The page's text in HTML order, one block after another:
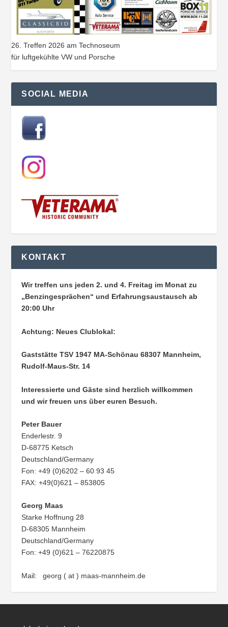
26. Treffen 2026 am Technoseum
für luftgekühlte VW und Porsche
SOCIAL MEDIA
KONTAKT
Wir treffen uns jeden 2. und 4. Freitag im Monat zu
„Benzingesprächen“ und Erfahrungsaustausch ab
20:00 Uhr
Achtung: Neues Clublokal:
Gaststätte TSV 1947 MA-Schönau68307 Mannheim,
Rudolf-Maus-Str. 14
Interessierte und Gäste sind herzlich willkommen
und wir freuen uns über euren Besuch.
Peter Bauer
Enderlestr. 9
D-68775 Ketsch
Deutschland/Germany
Fon: +49 (0)6202 – 60 93 45
FAX: +49(0)621 – 853805
Georg Maas
Starke Hoffnung 28
D-68305 Mannheim
Deutschland/Germany
Fon: +49 (0)621 – 76220875
Mail: georg ( at ) maas-mannheim.de